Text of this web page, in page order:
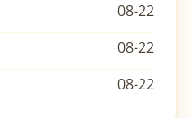
08-22
08-22
08-22